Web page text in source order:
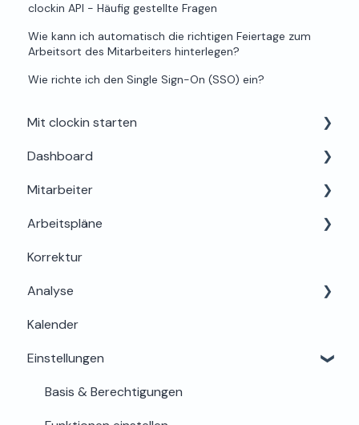
clockin API - Häufig gestellte Fragen
Wie kann ich automatisch die richtigen Feiertage zum
Arbeitsort des Mitarbeiters hinterlegen?
Wie richte ich den Single Sign-On (SSO) ein?
Mit clockin starten
Einrichtung für Admins
Alles rund um Testphase, Buchung & Lizenzen
Support & Hilfe
Dashboard
Dein Profil
Mitarbeiter
Mein Bereich
Abwesenheiten
Berechtigungen & Einstellungen
Onboarding & Stammdaten
Zeiterfassung & Stundenkonto
Offboarding & Archivierung
Arbeitspläne
Grundlagen & Einrichtung
Arbeitszeitregeln & Details
Zuweisung & Bearbeitung
Korrektur
Analyse
Auswertung
Lohn & Export
Sicherheit
Kalender
Einstellungen
Basis & Berechtigungen